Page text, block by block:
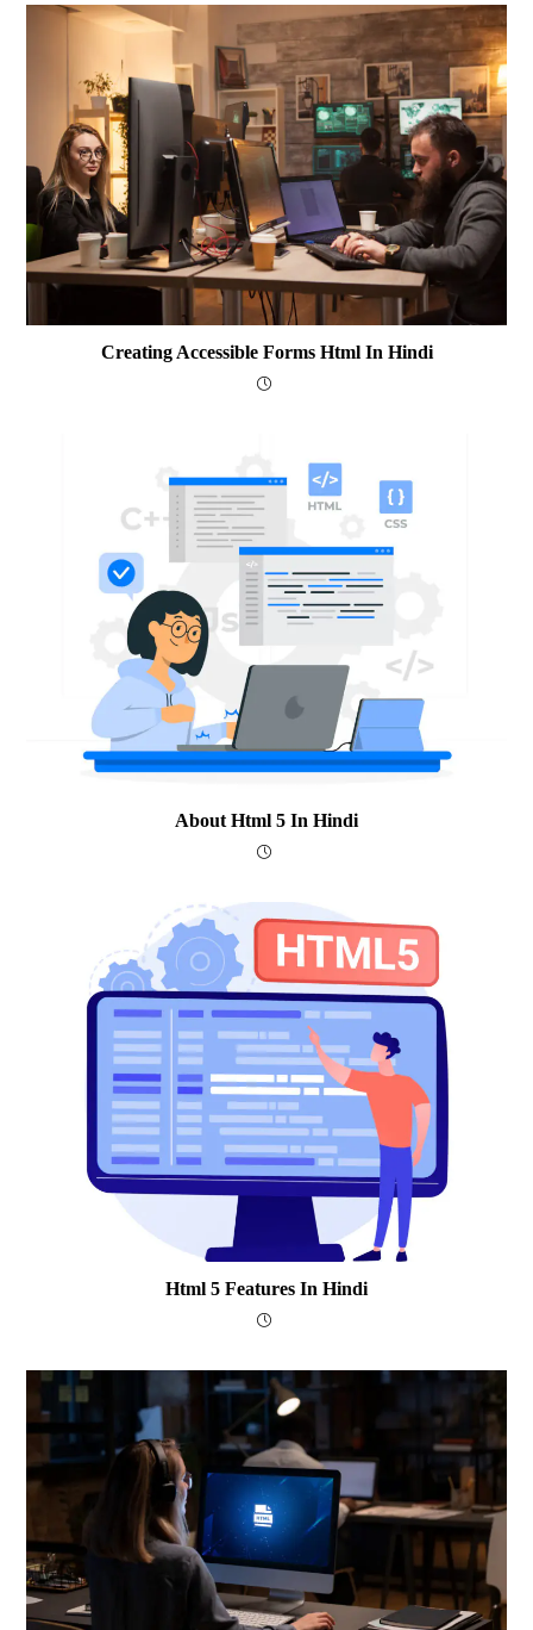
Creating Accessible Forms Html In Hindi
About Html 5 In Hindi
Html 5 Features In Hindi